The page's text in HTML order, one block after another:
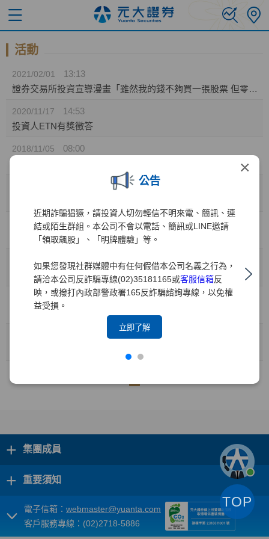
×
公告
近期詐騙猖獗，請投資人切勿輕信不明來電、簡訊、連
結或陌生群組。本公司不會以電話、簡訊或LINE邀請
「領取飆股」、「明牌體驗」等。
如果您發現社群媒體中有任何假借本公司名義之行為，
請洽本公司反詐騙專線(02)35181165或客服信箱反
映，或撥打內政部警政署165反詐騙諮詢專線，以免權
益受損。
立即了解
活動
2021/02/01
13:13
證券交易所投資宣導漫畫「雖然我的錢不夠買一張股票 但零股我可以」
2020/11/17
14:53
投資人ETN有獎徵答
2018/11/05
08:00
2018/10/02
13:57
期交所107年第4季商品期貨交易獎勵活動辦法
2018/10/02
13:43
期交所107年第4季國外指數期貨交易獎勵活動
2018/10/02
13:43
期交所107年第4季匯率期貨交易獎勵活動
+ 集團成員
+ 重要須知
電子信箱： webmaster@yuanta.com
客戶服務專線：(02)2718-5886
TOP